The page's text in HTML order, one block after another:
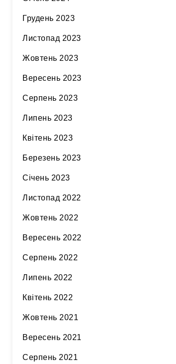
Грудень 2023
Листопад 2023
Жовтень 2023
Вересень 2023
Серпень 2023
Липень 2023
Квітень 2023
Березень 2023
Січень 2023
Листопад 2022
Жовтень 2022
Вересень 2022
Серпень 2022
Липень 2022
Квітень 2022
Жовтень 2021
Вересень 2021
Серпень 2021